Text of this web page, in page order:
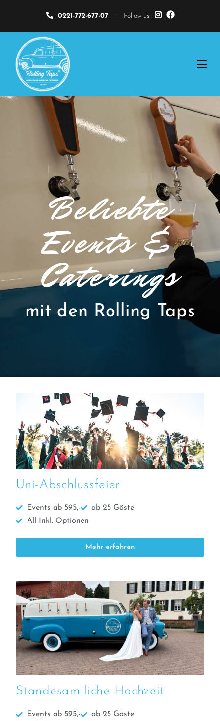
0221-772-677-07 Follow us:
Beliebte
Events &
Caterings
mit den Rolling Taps
Uni-Abschlussfeier
Events ab 595,-
ab 25 Gäste
All Inkl. Optionen
Mehr erfahren
Standesamtliche Hochzeit
Events ab 595,-
ab 25 Gäste